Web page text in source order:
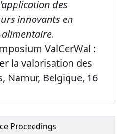
des
innovants en
ValCerWal :
la valorisation des
Namur, Belgique, 16
Proceedings